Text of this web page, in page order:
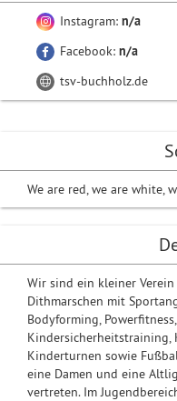
We are red, we are white,
Wir sind ein kleiner
Dithmarschen mit
Bodyforming,
Kindersicherheitstraining,
Kinderturnen sowie
eine Damen und eine
vertreten. Im
Instagram: n/a
Facebook: n/a
tsv-buchholz.de